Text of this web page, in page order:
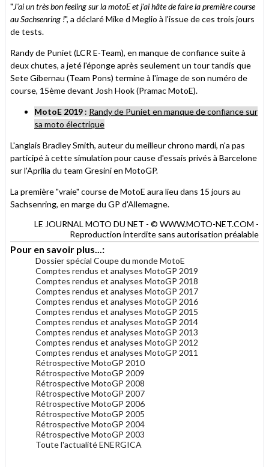
"J'ai un très bon feeling sur la motoE et j'ai hâte de faire la première course
au Sachsenring !", a déclaré Mike d Meglio à l'issue de ces trois jours
de tests.
Randy de Puniet (LCR E-Team), en manque de confiance suite à
deux chutes, a jeté l'éponge après seulement un tour tandis que
Sete Gibernau (Team Pons) termine à l'image de son numéro de
course, 15ème devant Josh Hook (Pramac MotoE).
MotoE 2019 : Randy de Puniet en manque de confiance sur
sa moto électrique
L'anglais Bradley Smith, auteur du meilleur chrono mardi, n'a pas
participé à cette simulation pour cause d'essais privés à Barcelone
sur l'Aprilia du team Gresini en MotoGP.
La première "vraie" course de MotoE aura lieu dans 15 jours au
Sachsenring, en marge du GP d'Allemagne.
LE JOURNAL MOTO DU NET - © WWW.MOTO-NET.COM -
Reproduction interdite sans autorisation préalable
Pour en savoir plus...:
Dossier spécial Coupe du monde MotoE
Comptes rendus et analyses MotoGP 2019
Comptes rendus et analyses MotoGP 2018
Comptes rendus et analyses MotoGP 2017
Comptes rendus et analyses MotoGP 2016
Comptes rendus et analyses MotoGP 2015
Comptes rendus et analyses MotoGP 2014
Comptes rendus et analyses MotoGP 2013
Comptes rendus et analyses MotoGP 2012
Comptes rendus et analyses MotoGP 2011
Rétrospective MotoGP 2010
Rétrospective MotoGP 2009
Rétrospective MotoGP 2008
Rétrospective MotoGP 2007
Rétrospective MotoGP 2006
Rétrospective MotoGP 2005
Rétrospective MotoGP 2004
Rétrospective MotoGP 2003
Toute l'actualité ENERGICA